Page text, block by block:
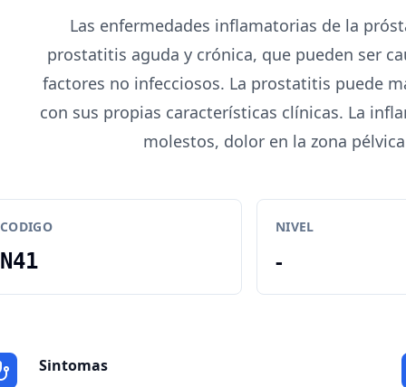
Las enfermedades inflamatorias de la
prostatitis aguda y crónica, que pueden ser
factores no infecciosos. La prostatitis puede
con sus propias características clínicas. La
molestos, dolor en la zona
CODIGO
N41
NIVEL
-
Sintomas